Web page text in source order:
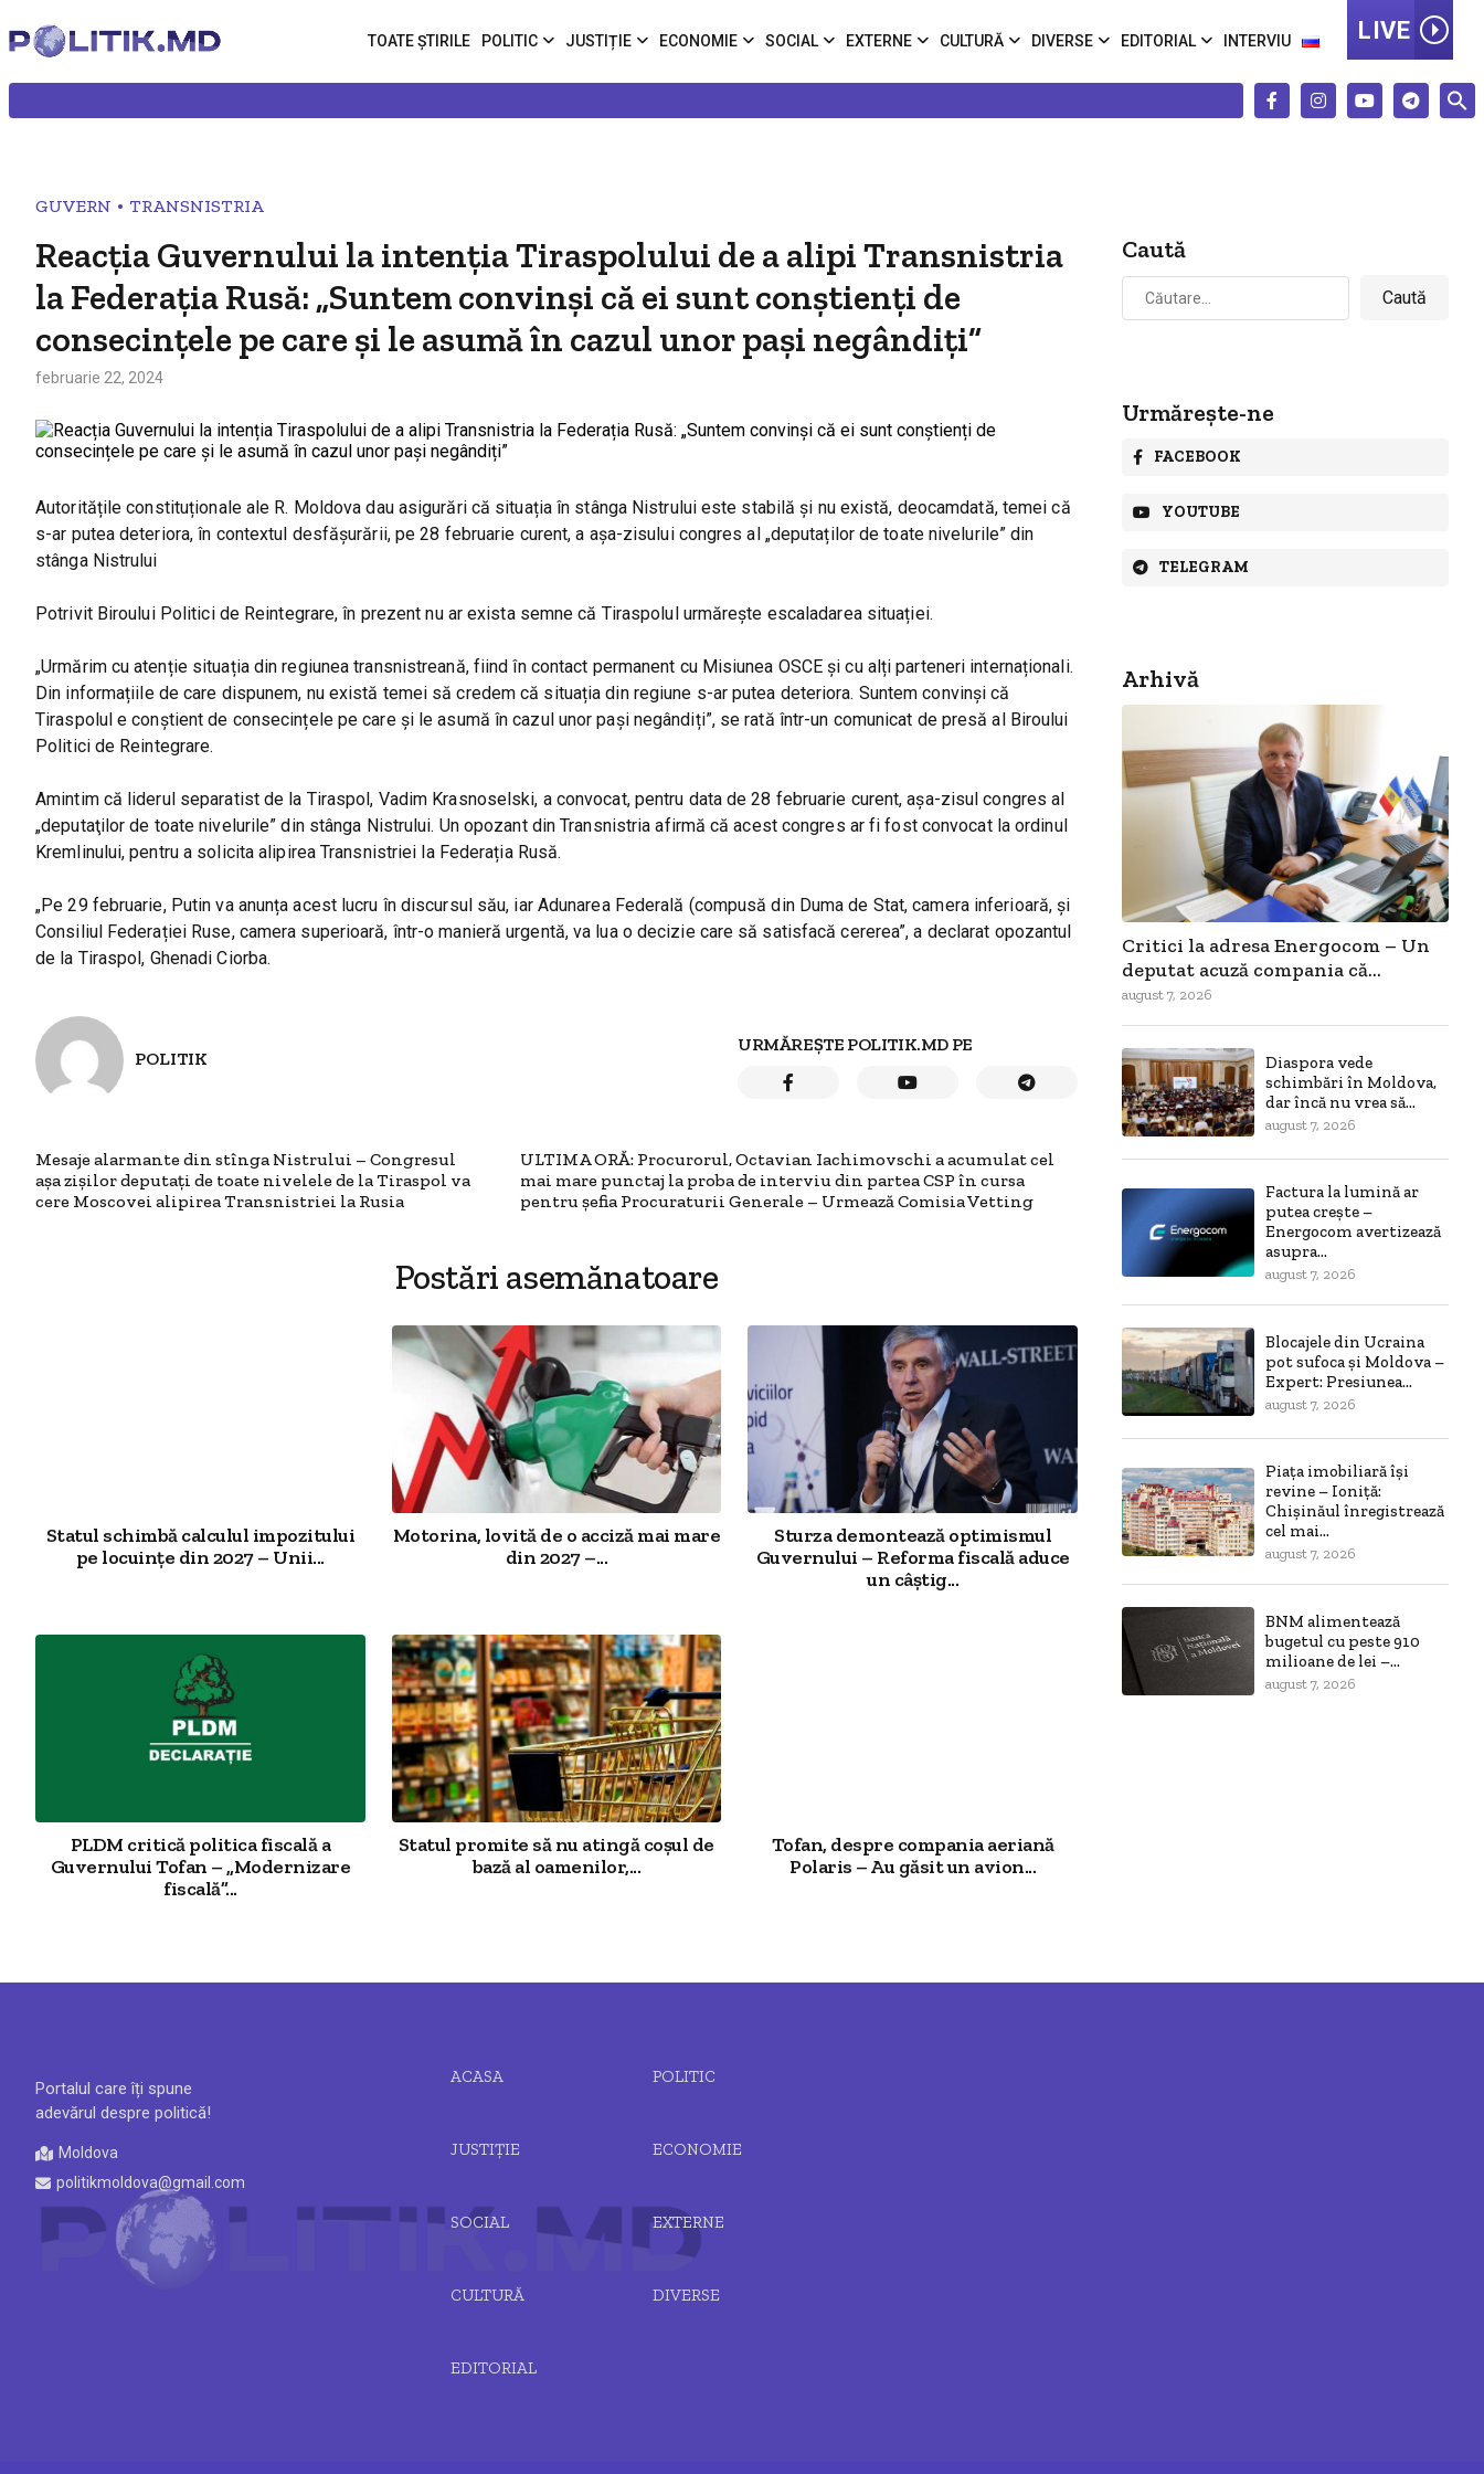
TOATE ȘTIRILE POLITIC JUSTIȚIE ECONOMIE SOCIAL EXTERNE CULTURĂ DIVERSE EDITORIAL INTERVIU LIVE
GUVERN • TRANSNISTRIA
Reacția Guvernului la intenția Tiraspolului de a alipi Transnistria
la Federația Rusă: „Suntem convinși că ei sunt conștienți de
consecințele pe care și le asumă în cazul unor pași negândiți”
februarie 22, 2024
Autoritățile constituționale ale R. Moldova dau asigurări că situația în stânga Nistrului este stabilă și nu există, deocamdată, temei că
s-ar putea deteriora, în contextul desfășurării, pe 28 februarie curent, a așa-zisului congres al „deputaților de toate nivelurile” din
stânga Nistrului
Potrivit Biroului Politici de Reintegrare, în prezent nu ar exista semne că Tiraspolul urmărește escaladarea situației.
„Urmărim cu atenție situația din regiunea transnistreană, fiind în contact permanent cu Misiunea OSCE și cu alți parteneri internaționali.
Din informațiile de care dispunem, nu există temei să credem că situația din regiune s-ar putea deteriora. Suntem convinși că
Tiraspolul e conștient de consecințele pe care și le asumă în cazul unor pași negândiți”, se rată într-un comunicat de presă al Biroului
Politici de Reintegrare.
Amintim că liderul separatist de la Tiraspol, Vadim Krasnoselski, a convocat, pentru data de 28 februarie curent, așa-zisul congres al
„deputaţilor de toate nivelurile” din stânga Nistrului. Un opozant din Transnistria afirmă că acest congres ar fi fost convocat la ordinul
Kremlinului, pentru a solicita alipirea Transnistriei la Federația Rusă.
„Pe 29 februarie, Putin va anunța acest lucru în discursul său, iar Adunarea Federală (compusă din Duma de Stat, camera inferioară, și
Consiliul Federației Ruse, camera superioară, într-o manieră urgentă, va lua o decizie care să satisfacă cererea”, a declarat opozantul
de la Tiraspol, Ghenadi Ciorba.
POLITIK
URMĂREȘTE POLITIK.MD PE
Mesaje alarmante din stînga Nistrului – Congresul
așa zișilor deputați de toate nivelele de la Tiraspol va
cere Moscovei alipirea Transnistriei la Rusia
ULTIMA ORĂ: Procurorul, Octavian Iachimovschi a acumulat cel
mai mare punctaj la proba de interviu din partea CSP în cursa
pentru șefia Procuraturii Generale – Urmează Comisia Vetting
Postări asemănatoare
Statul schimbă calculul impozitului
pe locuințe din 2027 – Unii...
Motorina, lovită de o acciză mai mare
din 2027 –...
Sturza demontează optimismul
Guvernului – Reforma fiscală aduce
un câștig...
PLDM critică politica fiscală a
Guvernului Tofan – „Modernizare
fiscală”...
Statul promite să nu atingă coșul de
bază al oamenilor,...
Tofan, despre compania aeriană
Polaris – Au găsit un avion...
Caută
Caută
după:
Urmărește-ne
FACEBOOK
YOUTUBE
TELEGRAM
Arhivă
Critici la adresa Energocom – Un
deputat acuză compania că...
august 7, 2026
Diaspora vede
schimbări în Moldova,
dar încă nu vrea să...
august 7, 2026
Factura la lumină ar
putea crește –
Energocom avertizează
asupra...
august 7, 2026
Blocajele din Ucraina
pot sufoca și Moldova –
Expert: Presiunea...
august 7, 2026
Piața imobiliară își
revine – Ioniță:
Chișinăul înregistrează
cel mai...
august 7, 2026
BNM alimentează
bugetul cu peste 910
milioane de lei –...
august 7, 2026
Portalul care îți spune
adevărul despre politică!
Moldova
politikmoldova@gmail.com
ACASA POLITIC
JUSTIȚIE ECONOMIE
SOCIAL EXTERNE
CULTURĂ DIVERSE
EDITORIAL